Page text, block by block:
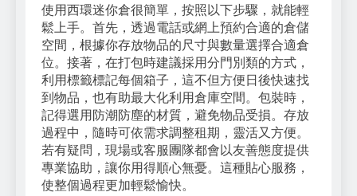
使用西環迷你倉很簡單，按照以下步驟，就能輕
鬆上手。首先，透過電話或網上預約合適的倉儲
空間，根據你存放物品的尺寸與數量選擇合適倉
位。接著，在打包時建議採用分門別類的方式，
利用標籤標記每個箱子，這不但方便日後快速找
到物品，也有助最大化利用倉庫空間。包裝時，
記得選用防潮防塵的材質，避免物品受損。存放
過程中，隨時可依需求調整租期，靈活又方便。
若有疑問，現場或客服團隊都會以友善態度提供
專業協助，讓你用得順心無憂。這種貼心服務，
使整個過程更加輕鬆愉快。